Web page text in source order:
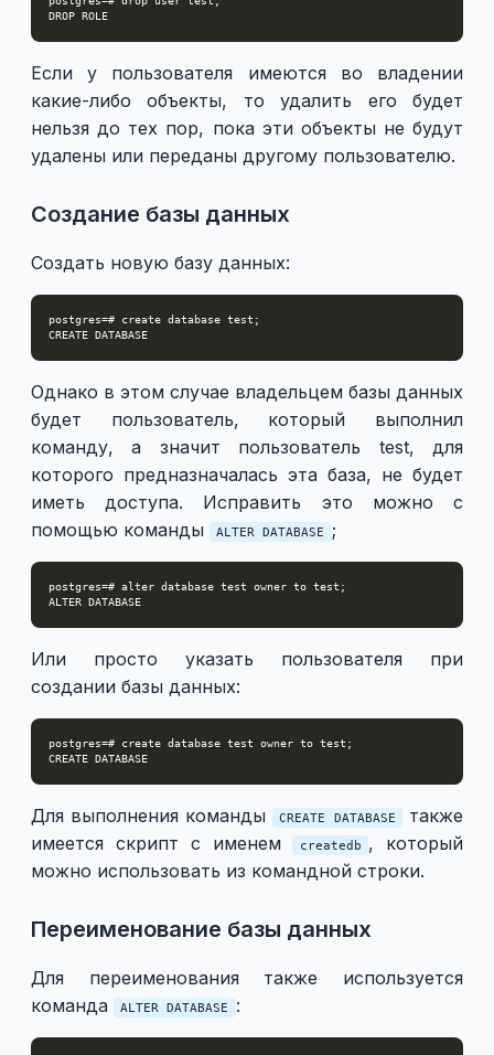
Если у пользователя имеются во владении
какие-либо объекты, то удалить его будет
нельзя до тех пор, пока эти объекты не будут
удалены или переданы другому пользователю.
Создание базы данных
Создать новую базу данных:
Однако в этом случае владельцем базы данных
будет пользователь, который выполнил
команду, а значит пользователь test, для
которого предназначалась эта база, не будет
иметь доступа. Исправить это можно с
помощью команды
ALTER DATABASE ;
Или просто указать пользователя при
создании базы данных:
Для выполнения команды CREATE DATABASE
также
имеется скрипт с именем createdb , который
можно использовать из командной строки.
Переименование базы данных
Для переименования также используется
команда
ALTER DATABASE :